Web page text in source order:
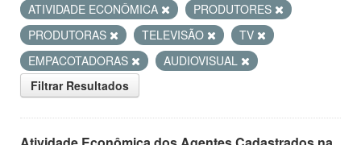
ATIVIDADE ECONÔMICA
PRODUTORES
PRODUTORAS
TELEVISÃO
TV
EMPACOTADORAS
AUDIOVISUAL
Filtrar Resultados